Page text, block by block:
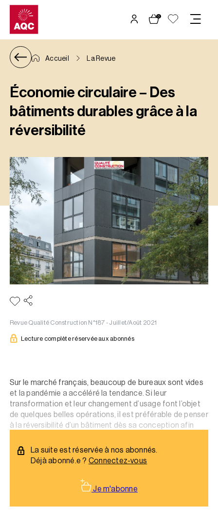
Panneau de gestion des cookies
0
Accueil La Revue
Économie circulaire – Des
bâtiments durables grâce à la
réversibilité
Revue Qualité Construction N°187 - Juillet/Août 2021
Lecture complète réservée aux abonnés
Sur le marché français, beaucoup de bureaux sont vides
et la pandémie a accéléré la tendance. Si leur
transformation et leur changement d’usage font l’objet
de quelques belles opérations, il est préférable de penser
à la réversibilité d’un bâtiment dès sa conception afin
La suite est réservée à nos abonnés.
Déjà abonné.e ? Connectez-vous
Je m'abonne